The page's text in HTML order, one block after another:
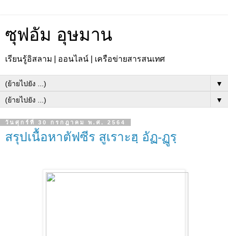
ซุฟอัม อุษมาน
เรียนรู้อิสลาม | ออนไลน์ | เครือข่ายสารสนเทศ
▼
▼
วันศุกร์ที่ 30 กรกฎาคม พ.ศ. 2564
สรุปเนื้อหาตัฟซีร สูเราะฮฺ อัฏ-ฏูรฺ